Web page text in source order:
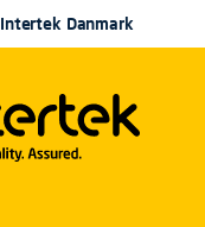
Intertek Danmark